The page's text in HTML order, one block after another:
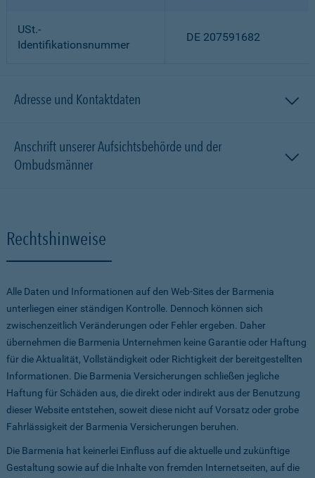
USt.-
Identifikationsnummer
DE 207591682
Adresse und Kontaktdaten
Anschrift unserer Aufsichtsbehörde und der
Ombudsmänner
Rechtshinweise
Alle Daten und Informationen auf den Web-Sites der Barmenia
unterliegen einer ständigen Kontrolle. Dennoch können sich
zwischenzeitlich Veränderungen oder Fehler ergeben. Daher
übernehmen die Barmenia Unternehmen keine Garantie oder Haftung
für die Aktualität, Vollständigkeit oder Richtigkeit der bereitgestellten
Informationen. Die Barmenia Versicherungen schließen jegliche
Haftung für Schäden aus, die direkt oder indirekt aus der Benutzung
dieser Website entstehen, soweit diese nicht auf Vorsatz oder grobe
Fahrlässigkeit der Barmenia Versicherungen beruhen.
Die Barmenia hat keinerlei Einfluss auf die aktuelle und zukünftige
Gestaltung sowie auf die Inhalte von fremden Internetseiten, auf die